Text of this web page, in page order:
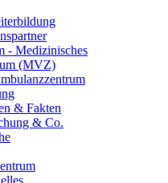
- Medizinisches
(MVZ)
& Fakten
& Co.